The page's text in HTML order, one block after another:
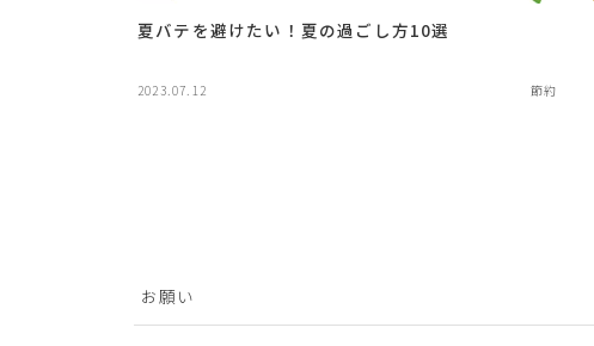
夏バテを避けたい！夏の過ごし方10選
2023.07.12 節約
お願い